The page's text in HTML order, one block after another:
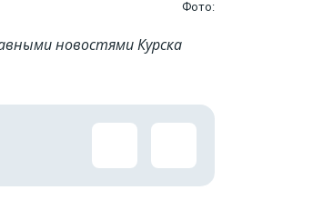
Фото:
новостями Курска